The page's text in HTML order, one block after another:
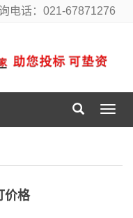
电话：021-67871276
导
航
价格